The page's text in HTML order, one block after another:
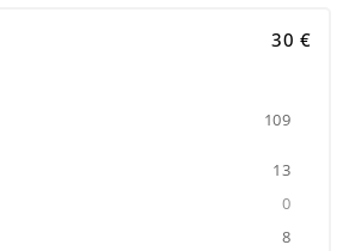
30 €
109
13
0
8